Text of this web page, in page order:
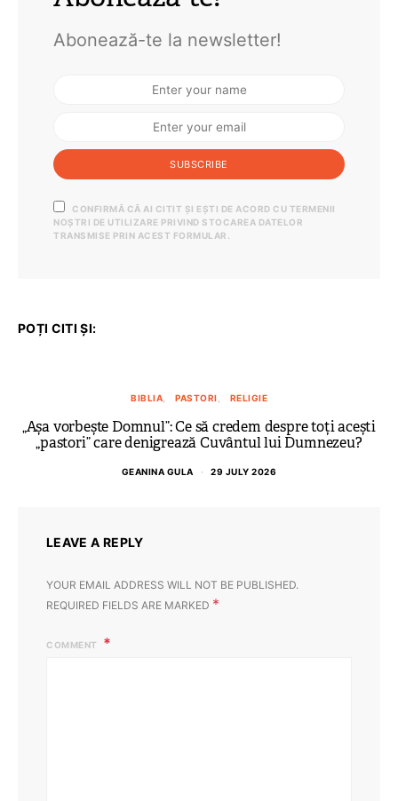
Abonează-te la newsletter!
SUBSCRIBE
CONFIRMĂ CĂ AI CITIT ȘI EȘTI DE ACORD CU TERMENII
NOȘTRI DE UTILIZARE PRIVIND STOCAREA DATELOR
TRANSMISE PRIN ACEST FORMULAR.
POȚI CITI ȘI:
BIBLIA PASTORI RELIGIE
„Așa vorbește Domnul”: Ce să credem despre toți acești
„pastori” care denigrează Cuvântul lui Dumnezeu?
GEANINA GULA 29 JULY 2026
LEAVE A REPLY
YOUR EMAIL ADDRESS WILL NOT BE PUBLISHED.
REQUIRED FIELDS ARE MARKED *
COMMENT